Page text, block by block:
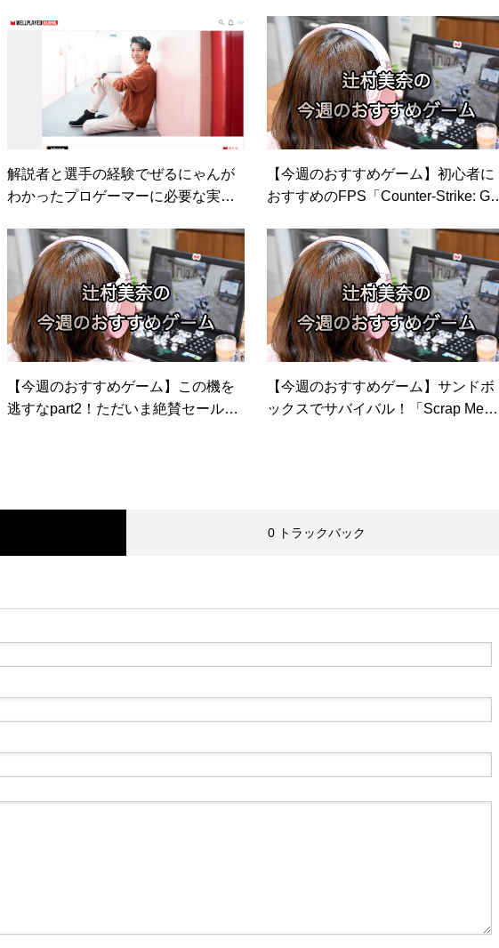
解説者と選手の経験でぜるにゃんが
わかったプロゲーマーに必要な実績
【今週のおすすめゲーム】初心者に
おすすめのFPS「Counter-Strike:
nbow Six Siege」
【今週のおすすめゲーム】この機を
逃すなpart2！ただいま絶賛セール中
【今週のおすすめゲーム】サンドボ
ックスでサバイバル！「Scrap Mech
0 トラックバック